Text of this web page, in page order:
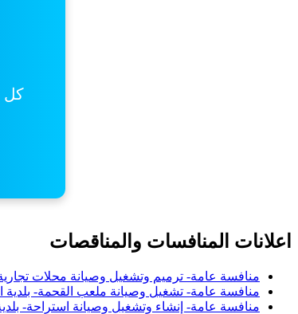
كل
اعلانات المنافسات والمناقصات
منافسة عامة- ترميم وتشغيل وصيانة محلات
منافسة عامة- تشغيل وصيانة ملعب القحمة- بلدية
منافسة عامة- إنشاء وتشغيل وصيانة استراحة-